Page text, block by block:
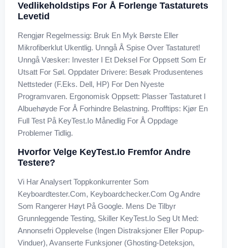
Vedlikeholdstips For Å Forlenge Tastaturets
Levetid
Rengjør Regelmessig: Bruk En Myk Børste Eller
Mikrofiberklut Ukentlig. Unngå Å Spise Over Tastaturet!
Unngå Væsker: Invester I Et Deksel For Oppsett Som Er
Utsatt For Søl. Oppdater Drivere: Besøk Produsentenes
Nettsteder (f.eks. Dell, HP) For Den Nyeste
Programvaren. Ergonomisk Oppsett: Plasser Tastaturet I
Albuehøyde For Å Forhindre Belastning. Profftips: Kjør En
Full Test På KeyTest.io Månedlig For Å Oppdage
Problemer Tidlig.
Hvorfor Velge KeyTest.io Fremfor Andre
Testere?
Vi Har Analysert Toppkonkurrenter Som
Keyboardtester.com, Keyboardchecker.com Og Andre
Som Rangerer Høyt På Google. Mens De Tilbyr
Grunnleggende Testing, Skiller KeyTest.io Seg Ut Med:
Annonsefri Opplevelse (ingen Distraksjoner Eller Popup-
Vinduer), Avanserte Funksjoner (ghosting-Deteksjon,